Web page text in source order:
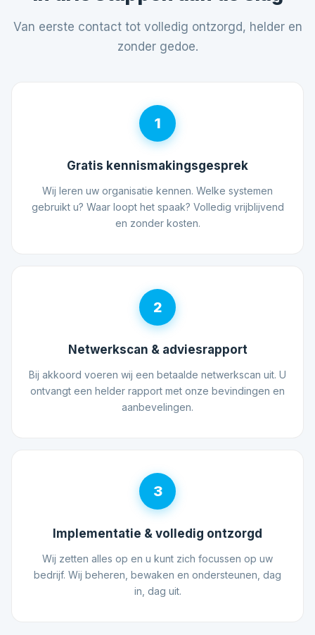
Van eerste contact tot volledig ontzorgd, helder en
zonder gedoe.
1
Gratis kennismakingsgesprek
Wij leren uw organisatie kennen. Welke systemen
gebruikt u? Waar loopt het spaak? Volledig vrijblijvend
en zonder kosten.
2
Netwerkscan & adviesrapport
Bij akkoord voeren wij een betaalde netwerkscan uit. U
ontvangt een helder rapport met onze bevindingen en
aanbevelingen.
3
Implementatie & volledig ontzorgd
Wij zetten alles op en u kunt zich focussen op uw
bedrijf. Wij beheren, bewaken en ondersteunen, dag
in, dag uit.